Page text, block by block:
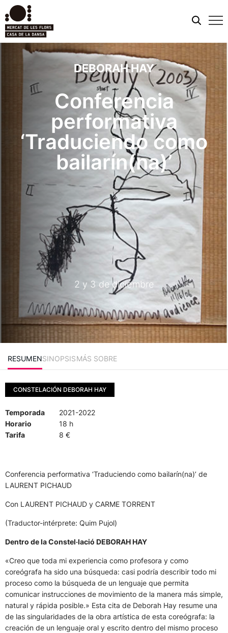
DEBORAH HAY
Conferencia
performativa
‘Traduciendo como
bailarín(na)’
2 y 3 de diciembre
RESUMENSINOPSISMÁS SOBRE
CONSTELACIÓN DEBORAH HAY
Temporada
2021-2022
Horario
18 h
Tarifa
8 €
Conferencia performativa ‘Traduciendo como bailarín(na)’ de
LAURENT PICHAUD
Con LAURENT PICHAUD y CARME TORRENT
(Traductor-intérprete: Quim Pujol)
Dentro de la Constel·lació DEBORAH HAY
«Creo que toda mi experiencia como profesora y como
coreógrafa ha sido una búsqueda: casi podría describir todo mi
proceso como la búsqueda de un lenguaje que permita
comunicar instrucciones de movimiento de la manera más simple,
natural y rápida posible.» Esta cita de Deborah Hay resume una
de las singularidades de la obra artística de esta coreógrafa: la
creación de un lenguaje oral y escrito dentro del mismo proceso